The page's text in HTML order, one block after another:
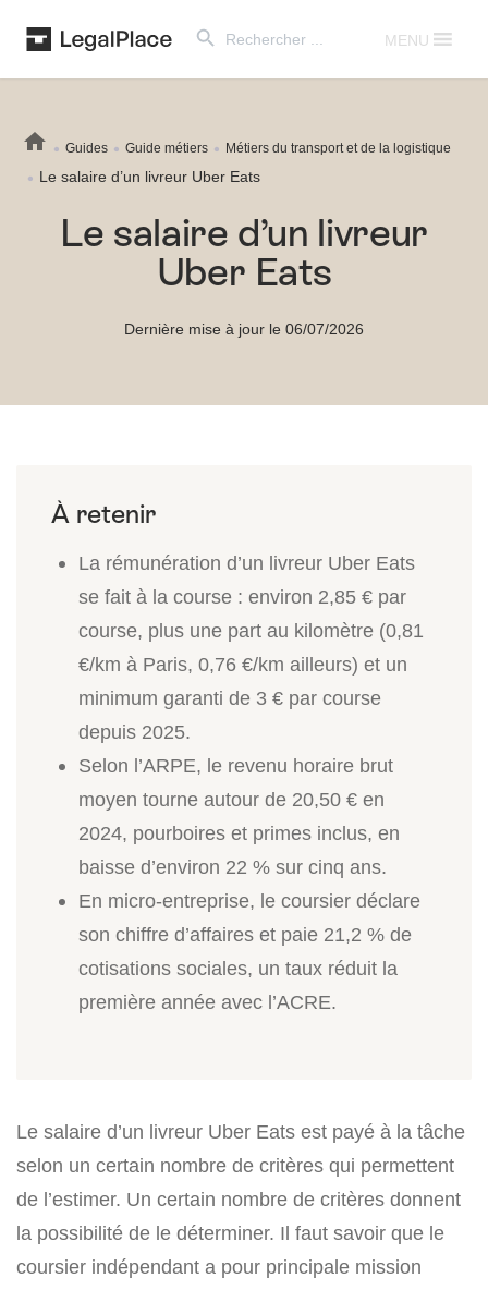
for:
MENU
Guides Guide métiers Métiers du transport et de la logistique
Le salaire d’un livreur Uber Eats
Le salaire d’un livreur
Uber Eats
Dernière mise à jour le 06/07/2026
La rémunération d’un livreur Uber Eats
se fait à la course : environ 2,85 € par
course, plus une part au kilomètre (0,81
€/km à Paris, 0,76 €/km ailleurs) et un
minimum garanti de 3 € par course
depuis 2025.
Selon l’ARPE, le revenu horaire brut
moyen tourne autour de 20,50 € en
2024, pourboires et primes inclus, en
baisse d’environ 22 % sur cinq ans.
En micro-entreprise, le coursier déclare
son chiffre d’affaires et paie 21,2 % de
cotisations sociales, un taux réduit la
première année avec l’ACRE.
Le salaire d’un livreur Uber Eats est payé à la tâche
selon un certain nombre de critères qui permettent
de l’estimer. Un certain nombre de critères donnent
la possibilité de le déterminer. Il faut savoir que le
coursier indépendant a pour principale mission